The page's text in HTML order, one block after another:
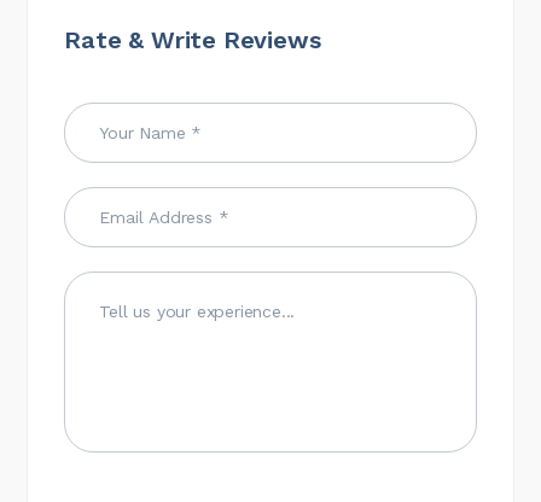
Rate & Write Reviews